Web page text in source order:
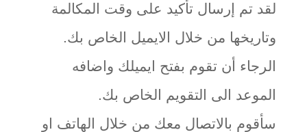
لقد تم إرسال تأكيد على وقت المكالمة
وتاريخها من خلال الايميل الخاص بك.
الرجاء أن تقوم بفتح ايميلك واضافه
الموعد الى التقويم الخاص بك.
سأقوم بالاتصال معك من خلال الهاتف او